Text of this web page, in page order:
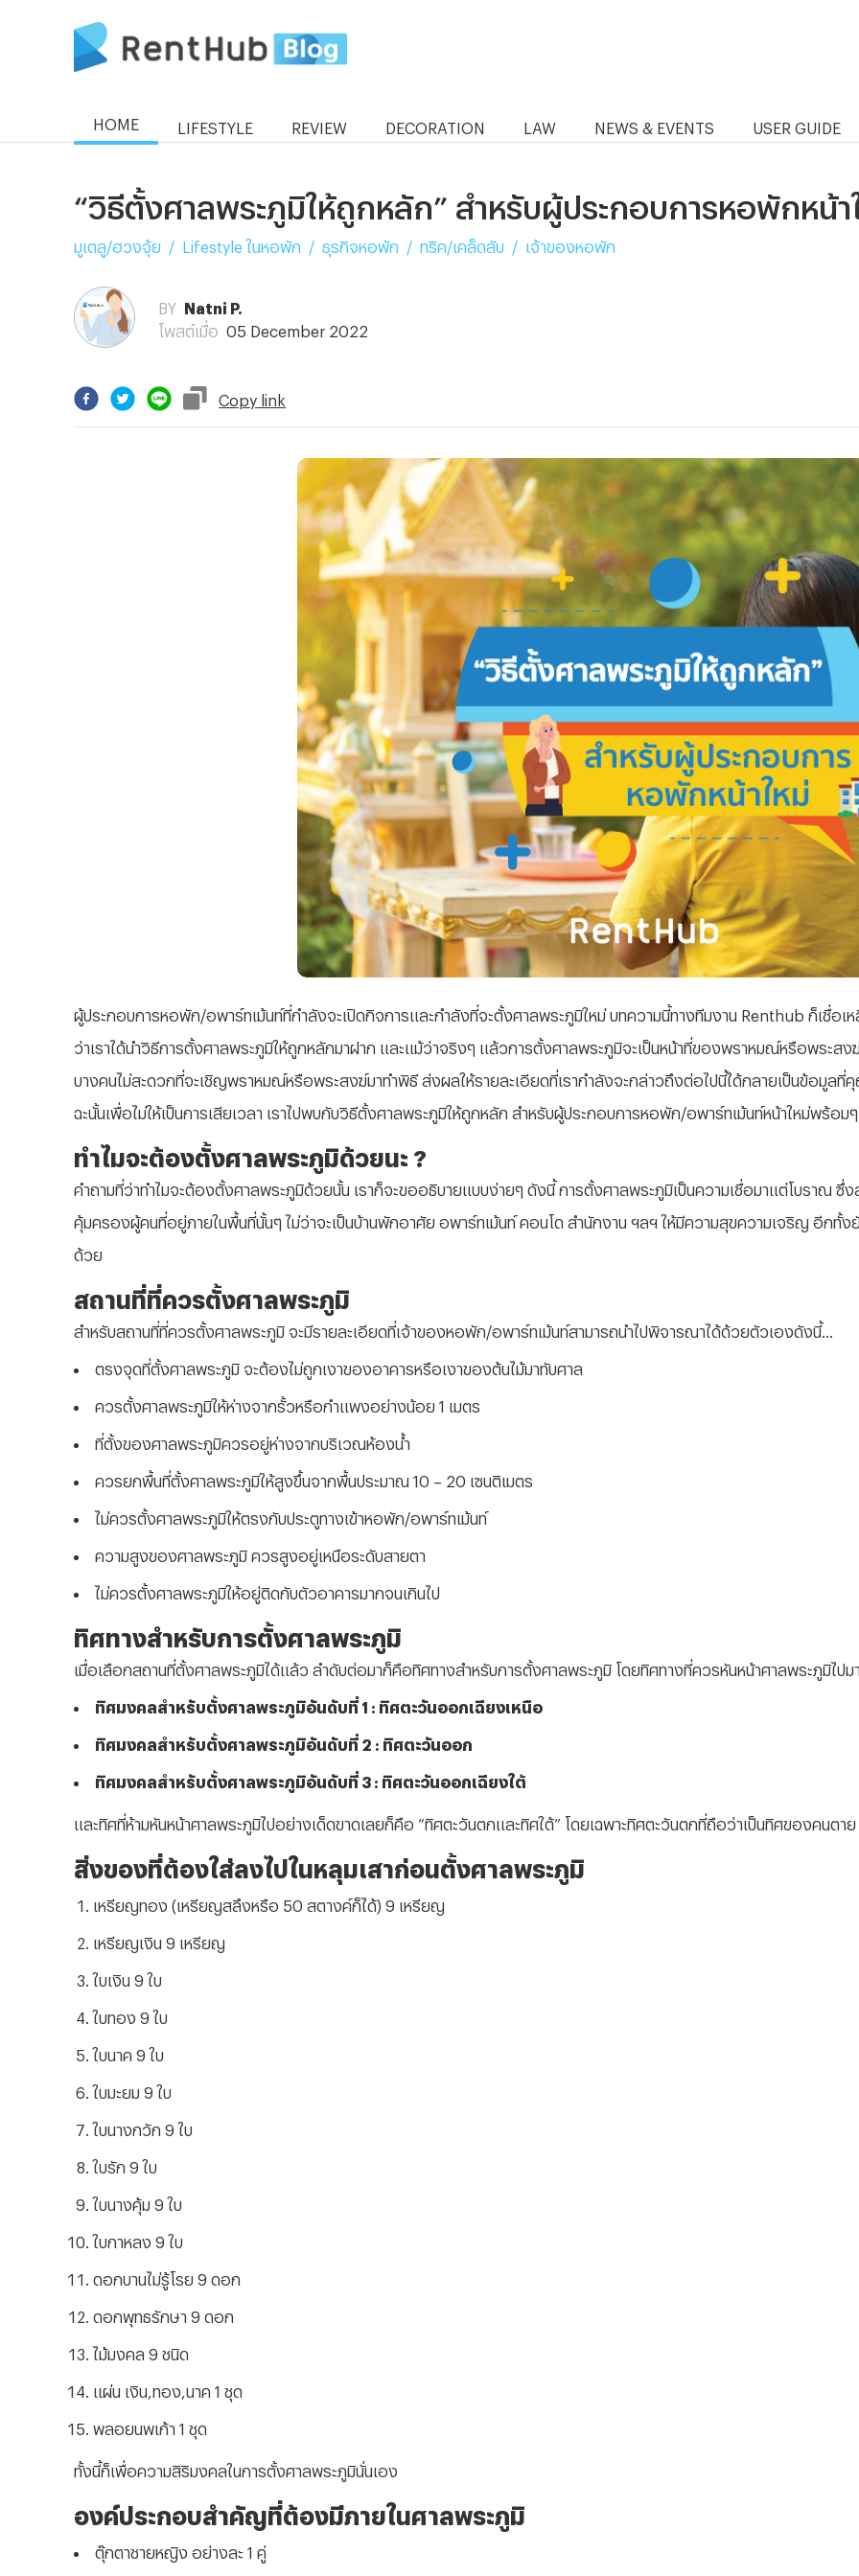
HOME LIFESTYLE REVIEW DECORATION LAW NEWS & EVENTS USER GUIDE
“วิธีตั้งศาลพระภูมิให้ถูกหลัก” สำหรับผู้ประกอบการหอพักหน้า
มูเตลู/ฮวงจุ้ย / Lifestyle ในหอพัก / ธุรกิจหอพัก / ทริค/เคล็ดลับ / เจ้าของหอพัก
BY
Natni P.
โพสต์เมื่อ
05 December 2022
Copy link
ผู้ประกอบการหอพัก/อพาร์ทเม้นท์ที่กำลังจะเปิดกิจการและกำลังที่จะตั้งศาลพระภูมิใหม่ บทความนี้ทางทีมงาน Renthub ก็เชื่อเห
ว่าเราได้นำวิธีการตั้งศาลพระภูมิให้ถูกหลักมาฝาก และแม้ว่าจริงๆ แล้วการตั้งศาลพระภูมิจะเป็นหน้าที่ของพราหมณ์หรือพระส
บางคนไม่สะดวกที่จะเชิญพราหมณ์หรือพระสงฆ์มาทำพิธี ส่งผลให้รายละเอียดที่เรากำลังจะกล่าวถึงต่อไปนี้ได้กลายเป็นข้อมูลที่
ฉะนั้นเพื่อไม่ให้เป็นการเสียเวลา เราไปพบกับวิธีตั้งศาลพระภูมิให้ถูกหลัก สำหรับผู้ประกอบการหอพัก/อพาร์ทเม้นท์หน้าใหม่พร้อม
ทำไมจะต้องตั้งศาลพระภูมิด้วยนะ ?
คำถามที่ว่าทำไมจะต้องตั้งศาลพระภูมิด้วยนั้น เราก็จะขออธิบายแบบง่ายๆ ดังนี้ การตั้งศาลพระภูมิเป็นความเชื่อมาแต่โบราณ ซึ่
คุ้มครองผู้คนที่อยู่ภายในพื้นที่นั้นๆ ไม่ว่าจะเป็นบ้านพักอาศัย อพาร์ทเม้นท์ คอนโด สำนักงาน ฯลฯ ให้มีความสุขความเจริญ อีก
ด้วย
สถานที่ที่ควรตั้งศาลพระภูมิ
สำหรับสถานที่ที่ควรตั้งศาลพระภูมิ จะมีรายละเอียดที่เจ้าของหอพัก/อพาร์ทเม้นท์สามารถนำไปพิจารณาได้ด้วยตัวเองดังนี้...
ตรงจุดที่ตั้งศาลพระภูมิ จะต้องไม่ถูกเงาของอาคารหรือเงาของต้นไม้มาทับศาล
ควรตั้งศาลพระภูมิให้ห่างจากรั้วหรือกำแพงอย่างน้อย 1 เมตร
ที่ตั้งของศาลพระภูมิควรอยู่ห่างจากบริเวณห้องน้ำ
ควรยกพื้นที่ตั้งศาลพระภูมิให้สูงขึ้นจากพื้นประมาณ 10 – 20 เซนติเมตร
ไม่ควรตั้งศาลพระภูมิให้ตรงกับประตูทางเข้าหอพัก/อพาร์ทเม้นท์
ความสูงของศาลพระภูมิ ควรสูงอยู่เหนือระดับสายตา
ไม่ควรตั้งศาลพระภูมิให้อยู่ติดกับตัวอาคารมากจนเกินไป
ทิศทางสำหรับการตั้งศาลพระภูมิ
เมื่อเลือกสถานที่ตั้งศาลพระภูมิได้แล้ว ลำดับต่อมาก็คือทิศทางสำหรับการตั้งศาลพระภูมิ โดยทิศทางที่ควรหันหน้าศาลพระภูมิไปม
ทิศมงคลสำหรับตั้งศาลพระภูมิอันดับที่ 1 : ทิศตะวันออกเฉียงเหนือ
ทิศมงคลสำหรับตั้งศาลพระภูมิอันดับที่ 2 : ทิศตะวันออก
ทิศมงคลสำหรับตั้งศาลพระภูมิอันดับที่ 3 : ทิศตะวันออกเฉียงใต้
และทิศที่ห้ามหันหน้าศาลพระภูมิไปอย่างเด็ดขาดเลยก็คือ “ทิศตะวันตกและทิศใต้” โดยเฉพาะทิศตะวันตกที่ถือว่าเป็นทิศของคนตาย
สิ่งของที่ต้องใส่ลงไปในหลุมเสาก่อนตั้งศาลพระภูมิ
เหรียญทอง (เหรียญสลึงหรือ 50 สตางค์ก็ได้) 9 เหรียญ
เหรียญเงิน 9 เหรียญ
ใบเงิน 9 ใบ
ใบทอง 9 ใบ
ใบนาค 9 ใบ
ใบมะยม 9 ใบ
ใบนางกวัก 9 ใบ
ใบรัก 9 ใบ
ใบนางคุ้ม 9 ใบ
ใบกาหลง 9 ใบ
ดอกบานไม่รู้โรย 9 ดอก
ดอกพุทธรักษา 9 ดอก
ไม้มงคล 9 ชนิด
แผ่น เงิน,ทอง,นาค 1 ชุด
พลอยนพเก้า 1 ชุด
ทั้งนี้ก็เพื่อความสิริมงคลในการตั้งศาลพระภูมินั่นเอง
องค์ประกอบสำคัญที่ต้องมีภายในศาลพระภูมิ
ตุ๊กตาชายหญิง อย่างละ 1 คู่